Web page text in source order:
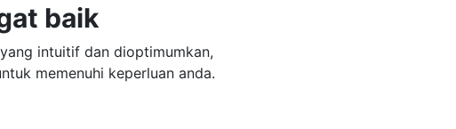
baik
intuitif dan dioptimumkan,
memenuhi keperluan anda.